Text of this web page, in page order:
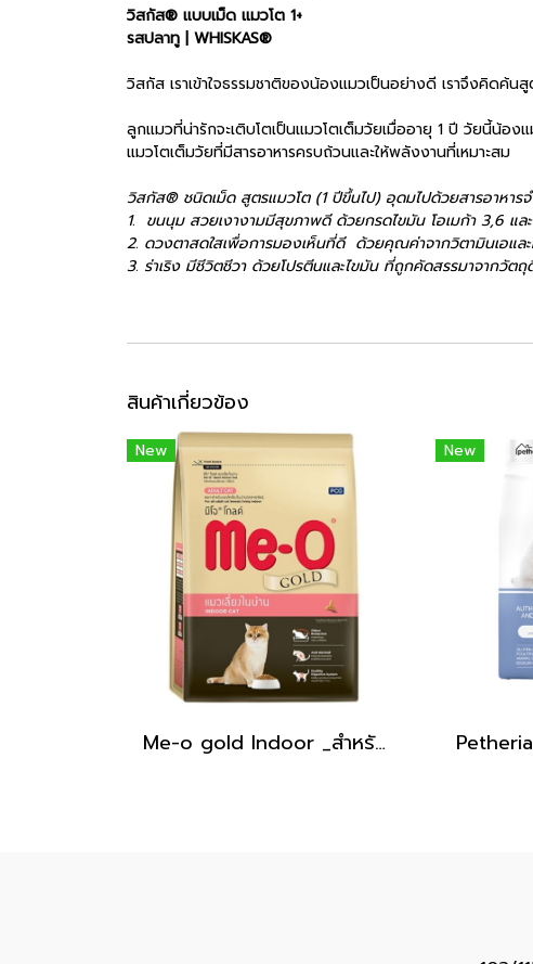
วิสกัส® แบบเม็ด แมวโต 1+
รสปลาทู | WHISKAS®
วิสกัส เราเข้าใจธรรมชาติของน้องแมวเป็นอย่างดี เราจึงคิด
ลูกแมวที่น่ารักจะเติบโตเป็นแมวโตเต็มวัยเมื่ออายุ 1 ปี วัยนี้น้อง
แมวโตเต็มวัยที่มีสารอาหารครบถ้วนและให้พลังงานที่เหมาะสม
วิสกัส® ชนิดเม็ด สูตรแมวโต (1 ปีขึ้นไป) อุดมไปด้วยสารอาหาร
1. ขนนุม สวยเงางามมีสุขภาพดี ด้วยกรดไขมัน โอเมก้า 3,6 แล
2. ดวงตาสดใสเพื่อการมองเห็นที่ดี ด้วยคุณค่าจากวิตามินเอแล
3. ร่าเริง มีชีวิตชีวา ด้วยโปรตีนและไขมัน ที่ถูกคัดสรรมาจากวั
สินค้าเกี่ยวข้อง
New
Me-o gold Indoor _สำหรับแมวโตเลี้ยงในบ้าน [1.2kg]
New